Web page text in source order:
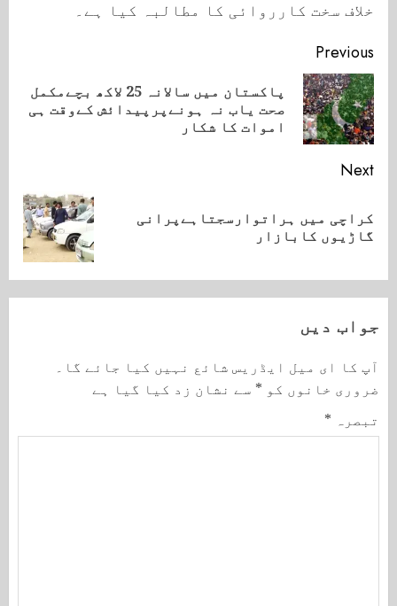
خلاف سخت کارروائی کا مطالبہ کیا ہے۔
Continue
Reading
Previous
پاکستان میں سالانہ 25 لاکھ بچےمکمل
صحت یاب نہ ہونےپرپیدائش کےوقت ہی
اموات کا شکار
Next
Next
post:
کراچی میں ہراتوارسجتاہےپرانی
گاڑیوں کابازار
جواب دیں
آپ کا ای میل ایڈریس شائع نہیں کیا جائے گا۔
ضروری خانوں کو * سے نشان زد کیا گیا ہے
تبصرہ *